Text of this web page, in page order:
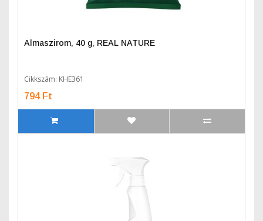
Almaszirom, 40 g, REAL NATURE
Cikkszám: KHE361
794 Ft